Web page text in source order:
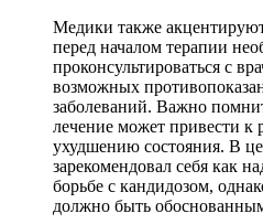
Медики также
перед началом терапии
проконсультироваться с
возможных
заболеваний. Важно
лечение может привести к
ухудшению состояния. В
зарекомендовал себя как
борьбе с кандидозом,
должно быть